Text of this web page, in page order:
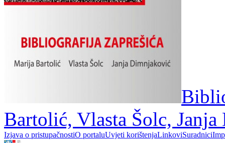
Bartolić, Vlasta Šolc,
Izjava o pristupačnostiO portaluUvjeti korištenjaLinkoviSuradnici